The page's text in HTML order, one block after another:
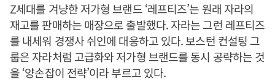
Z세대를 겨냥한 저가형 브랜드 ‘레프티즈’는 원래 자라의
재고를 판매하는 매장으로 출발했다. 자라는 그런 레프티즈
를 내세워 경쟁사 쉬인에 대응하고 있다. 보스턴 컨설팅 그
룹은 자라처럼 고급화와 저가형 브랜드를 동시 공략하는 것
을 ‘양손잡이 전략’이라 부르고 있다.